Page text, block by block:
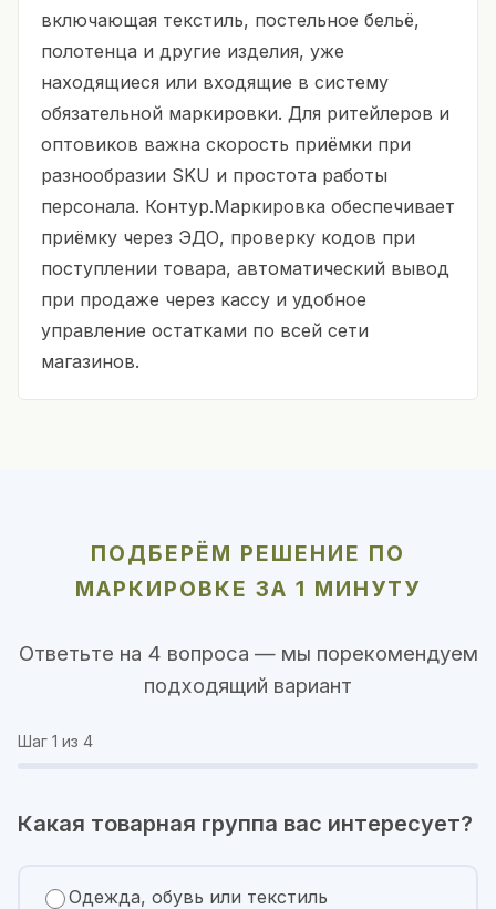
включающая текстиль, постельное бельё,
полотенца и другие изделия, уже
находящиеся или входящие в систему
обязательной маркировки. Для ритейлеров и
оптовиков важна скорость приёмки при
разнообразии SKU и простота работы
персонала. Контур.Маркировка обеспечивает
приёмку через ЭДО, проверку кодов при
поступлении товара, автоматический вывод
при продаже через кассу и удобное
управление остатками по всей сети
магазинов.
ПОДБЕРЁМ РЕШЕНИЕ ПО
МАРКИРОВКЕ ЗА 1 МИНУТУ
Ответьте на 4 вопроса — мы порекомендуем
подходящий вариант
Шаг 1 из 4
Какая товарная группа вас интересует?
Одежда, обувь или текстиль